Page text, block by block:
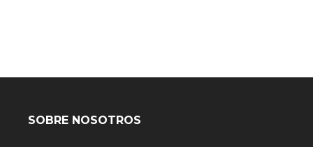
SOBRE NOSOTROS